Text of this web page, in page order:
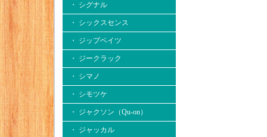
・ シグナル
・ シックスセンス
・ ジップベイツ
・ ジークラック
・ シマノ
・ シモツケ
・ ジャクソン（Qu-on）
・ ジャッカル